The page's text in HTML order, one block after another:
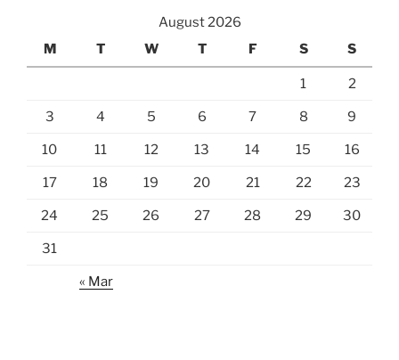
August 2026
M
T W T F S S
1 2
3 4 5 6 7 8 9
10 11 12 13 14 15 16
17 18 19 20 21 22 23
24 25 26 27 28 29 30
31
« Mar